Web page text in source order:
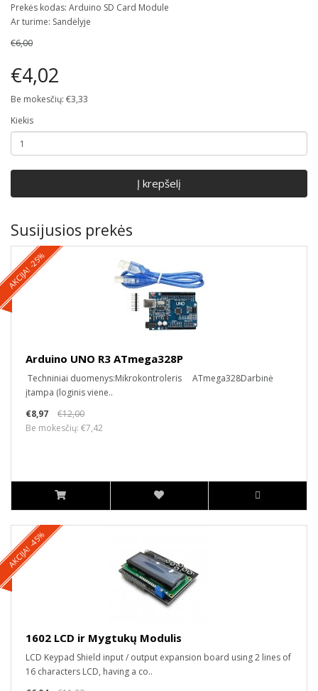
Prekės kodas: Arduino SD Card Module
Ar turime: Sandėlyje
€6,00
€4,02
Be mokesčių: €3,33
Kiekis
Į krepšelį
Susijusios prekės
AKCIJA! -25%
Arduino UNO R3 ATmega328P
Techniniai duomenys:Mikrokontroleris ATmega328Darbinė
įtampa (loginis viene..
€8,97
€12,00
Be mokesčių: €7,42
AKCIJA! -45%
1602 LCD ir Mygtukų Modulis
LCD Keypad Shield input / output expansion board using 2 lines of
16 characters LCD, having a co..